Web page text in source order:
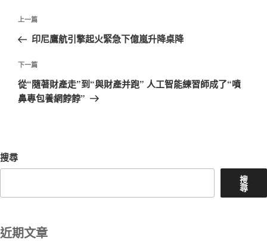
文
導
覽
上
一
文
章
上一篇
印尼鷹航引擎起火緊急下億嵐升降桌降
下
一
篇
下一篇
從“隨著財產走”到“與財產并跑” 人工智能練習師成了“噴
鼻專包養網餑餑”
搜尋
搜
尋
近期文章